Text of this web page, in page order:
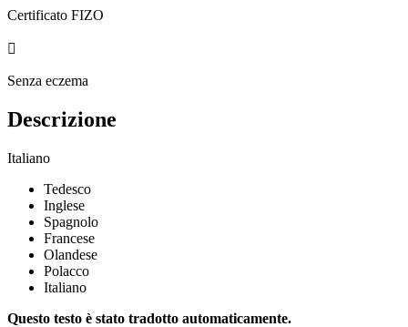
Certificato FIZO

Senza eczema
Descrizione
Italiano
Tedesco
Inglese
Spagnolo
Francese
Olandese
Polacco
Italiano
Questo testo è stato tradotto automaticamente.